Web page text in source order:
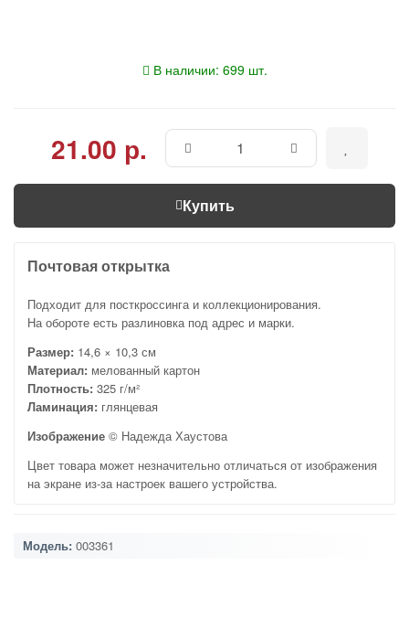
В наличии: 699 шт.
21.00 р.
Купить
Почтовая открытка
Подходит для посткроссинга и коллекционирования.
На обороте есть разлиновка под адрес и марки.
Размер: 14,6 × 10,3 см
Материал: мелованный картон
Плотность: 325 г/м²
Ламинация: глянцевая
Изображение © Надежда Хаустова
Цвет товара может незначительно отличаться от изображения
на экране из-за настроек вашего устройства.
Модель: 003361